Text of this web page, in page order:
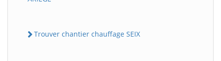
Trouver chantier chauffage SEIX